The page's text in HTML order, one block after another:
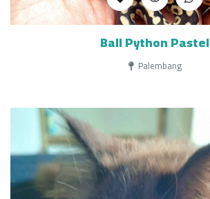
Ball Python Pastel
Palembang